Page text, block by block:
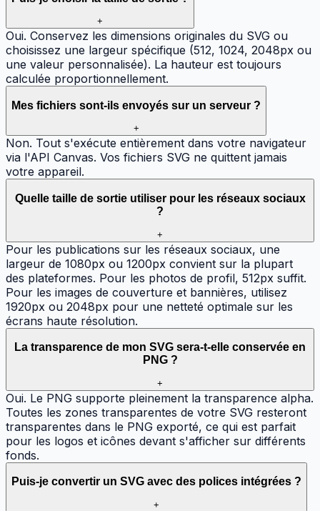
+
Oui. Conservez les dimensions originales du SVG ou
choisissez une largeur spécifique (512, 1024, 2048px ou
une valeur personnalisée). La hauteur est toujours
calculée proportionnellement.
Mes fichiers sont-ils envoyés sur un serveur ?
+
Non. Tout s'exécute entièrement dans votre navigateur
via l'API Canvas. Vos fichiers SVG ne quittent jamais
votre appareil.
Quelle taille de sortie utiliser pour les réseaux sociaux
?
+
Pour les publications sur les réseaux sociaux, une
largeur de 1080px ou 1200px convient sur la plupart
des plateformes. Pour les photos de profil, 512px suffit.
Pour les images de couverture et bannières, utilisez
1920px ou 2048px pour une netteté optimale sur les
écrans haute résolution.
La transparence de mon SVG sera-t-elle conservée en
PNG ?
+
Oui. Le PNG supporte pleinement la transparence alpha.
Toutes les zones transparentes de votre SVG resteront
transparentes dans le PNG exporté, ce qui est parfait
pour les logos et icônes devant s'afficher sur différents
fonds.
Puis-je convertir un SVG avec des polices intégrées ?
+